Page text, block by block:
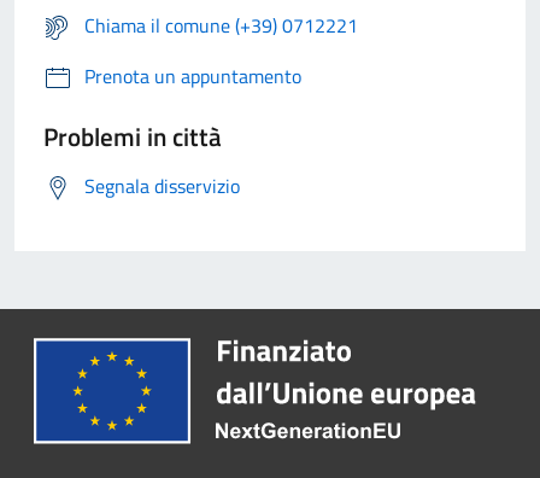
Chiama il comune (+39) 0712221
Prenota un appuntamento
Problemi in città
Segnala disservizio